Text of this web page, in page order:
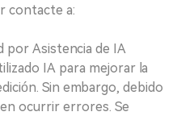
contacte a:
por Asistencia de IA
IA para mejorar la
Sin embargo, debido
ocurrir errores. Se